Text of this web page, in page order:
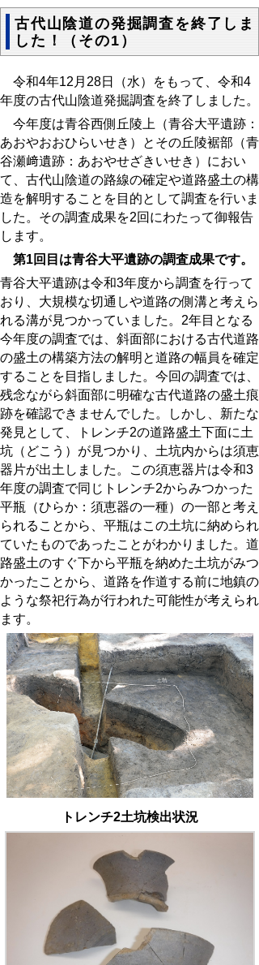
古代山陰道の発掘調査を終了しま
した！（その1）
令和4年12 月28日（水）をもって、令和4
年度の古代山陰道発掘調査を終了しました。
今年度は青谷西側丘陵上（青谷大平遺跡：
あおやおおひらいせき）とその丘陵裾部（青
谷瀬﨑遺跡：あおやせざきいせき）におい
て、古代山陰道の路線の確定や道路盛土の構
造を解明することを目的として調査を行いま
した。その調査成果を2回にわたって御報告
します。
第1回目は青谷大平遺跡の調査成果です。
青谷大平遺跡は令和3年度から調査を行って
おり、大規模な切通しや道路の側溝と考えら
れる溝が見つかっていました。2年目となる
今年度の調査では、斜面部における古代道路
の盛土の構築方法の解明と道路の幅員を確定
することを目指しました。今回の調査では、
残念ながら斜面部に明確な古代道路の盛土痕
跡を確認できませんでした。しかし、新たな
発見として、トレンチ2の道路盛土下面に土
坑（どこう）が見つかり、土坑内からは須恵
器片が出土しました。この須恵器片は令和3
年度の調査で同じトレンチ2からみつかった
平瓶（ひらか：須恵器の一種）の一部と考え
られることから、平瓶はこの土坑に納められ
ていたものであったことがわかりました。道
路盛土のすぐ下から平瓶を納めた土坑がみつ
かったことから、道路を作道する前に地鎮の
ような祭祀行為が行われた可能性が考えられ
ます。
トレンチ2土坑検出状況